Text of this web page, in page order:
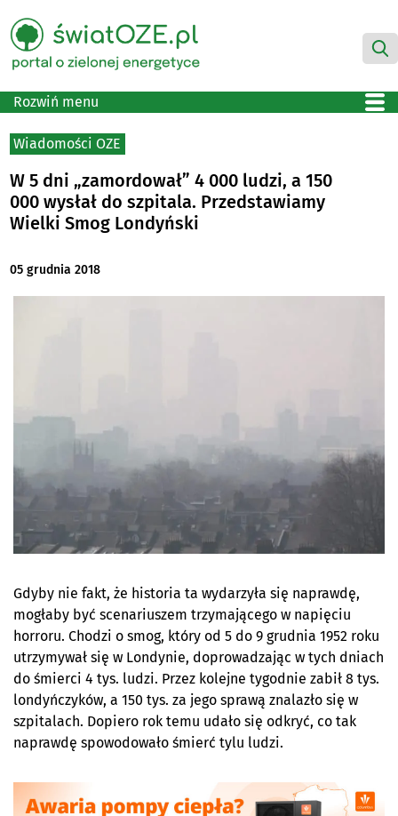
Rozwiń menu
Wiadomości OZE
W 5 dni „zamordował” 4 000 ludzi, a 150
000 wysłał do szpitala. Przedstawiamy
Wielki Smog Londyński
05 grudnia 2018
Gdyby nie fakt, że historia ta wydarzyła się naprawdę,
mogłaby być scenariuszem trzymającego w napięciu
horroru. Chodzi o smog, który od 5 do 9 grudnia 1952 roku
utrzymywał się w Londynie, doprowadzając w tych dniach
do śmierci 4 tys. ludzi. Przez kolejne tygodnie zabił 8 tys.
londyńczyków, a 150 tys. za jego sprawą znalazło się w
szpitalach. Dopiero rok temu udało się odkryć, co tak
naprawdę spowodowało śmierć tylu ludzi.